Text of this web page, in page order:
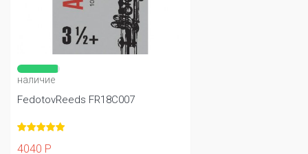
наличие
FedotovReeds FR18C007
4040 Р